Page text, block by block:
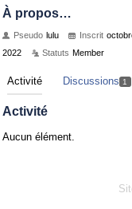
À propos…
Pseudo lulu Inscrit
2022
Statuts Member
Activité Discussions 1
Activité
Aucun élément.